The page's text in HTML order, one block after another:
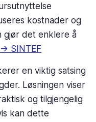
kostnader og
gjør det enklere å
-> SINTEF
en viktig satsing
Løsningen viser
og tilgjengelig
kan dette